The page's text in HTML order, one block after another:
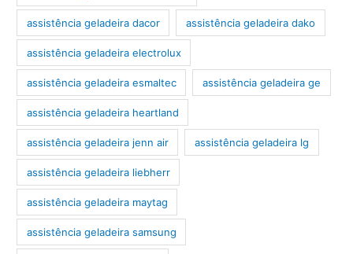
assistência geladeira dacor assistência geladeira dako
assistência geladeira electrolux
assistência geladeira esmaltec assistência geladeira ge
assistência geladeira heartland
assistência geladeira jenn air assistência geladeira lg
assistência geladeira liebherr
assistência geladeira maytag
assistência geladeira samsung